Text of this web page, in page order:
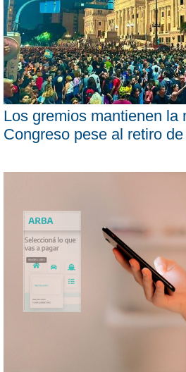
Los gremios mantienen la
Congreso pese al retiro